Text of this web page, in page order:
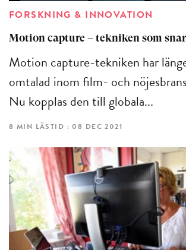
FORSKNING & INNOVATION
Motion capture – tekniken som
Motion capture-tekniken har
omtalad inom film- och
Nu kopplas den till globala...
8 MIN LÄSTID : 08 DEC 2021